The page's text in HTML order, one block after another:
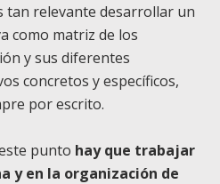
tan relevante desarrollar un
como matriz de los
y sus diferentes
concretos y específicos,
por escrito.
punto hay que trabajar
y en la organización de